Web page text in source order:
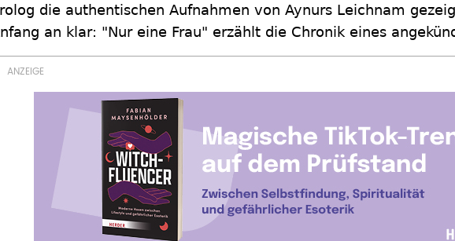
die authentischen Aufnahmen von Aynurs Leichnam
an klar: "Nur eine Frau" erzählt die Chronik eines